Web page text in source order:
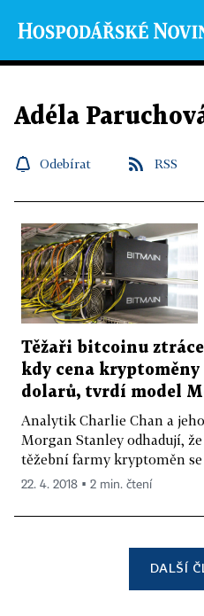
Adéla
Odebírat RSS
Těžaři bitcoinu
kdy cena kryptoměny
dolarů, tvrdí model
Analytik Charlie Chan a
Morgan Stanley odhadují,
těžební farmy kryptoměn
22. 4. 2018 ▪ 2 min. čtení
DALŠÍ